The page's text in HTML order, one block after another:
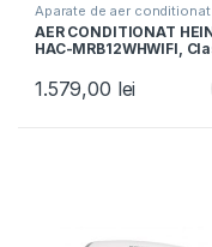
Aparate de aer conditionat
AER CONDITIONAT
HAC-MRB12WHWIFI,
Filtru cu densitate
Follow me, Negru
1.579,00 lei